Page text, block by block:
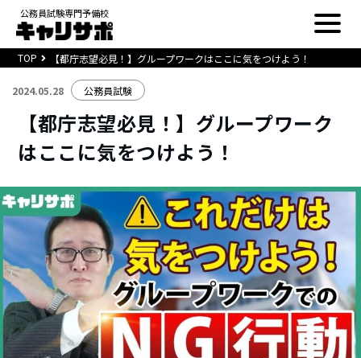
公務員試験専門予備校
TOP 【都庁志望必見！】グループワークはここに気をつけよう！
2024.05.28 公務員試験
【都庁志望必見！】グループワーク
はここに気をつけよう！